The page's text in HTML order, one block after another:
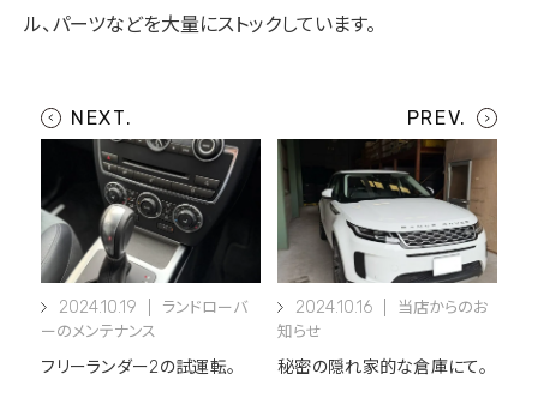
ル、パーツなどを大量にストックしています。
2024.10.19
ランドローバ
ーのメンテナンス
フリーランダー2の試運転。
2024.10.16
当店からのお
知らせ
秘密の隠れ家的な倉庫にて。